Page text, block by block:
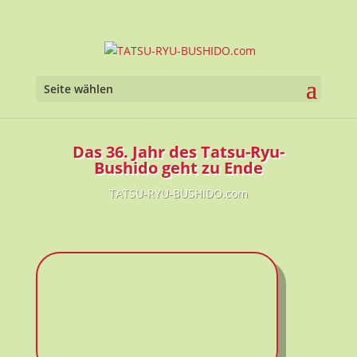
Seite wählen
Das 36. Jahr des Tatsu-Ryu-
Bushido geht zu Ende
TATSU-RYU-BUSHIDO.com